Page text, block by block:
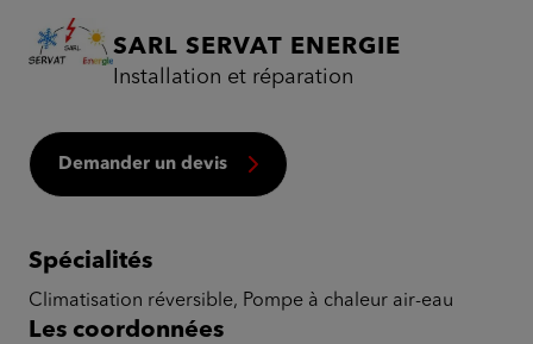
SARL SERVAT ENERGIE
Installation et réparation
Demander un devis
Spécialités
Climatisation réversible, Pompe à chaleur air-eau
Les coordonnées